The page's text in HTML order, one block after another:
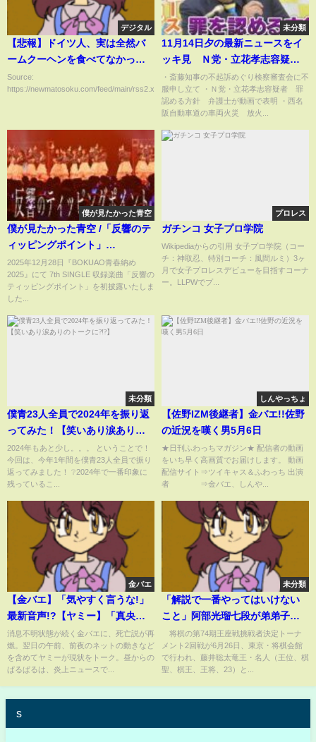
デジタル
【悲報】ドイツ人、実は全然バ
ームクーヘンを食べてなかった
ｗｗｗｗｗｗｗｗ
Source:
https://newmatosoku.com/feed/main/rss2.xml...
未分類
11月14日夕の最新ニュースをイ
ッキ見 Ｎ党・立花孝志容疑
者 容疑認める方針 弁護士が
動画で表明
・斎藤知事の不起訴めぐり検察審査会に不
服申し立て ・Ｎ党・立花孝志容疑者 罪
認める方針 弁護士が動画で表明 ・西名
阪自動車道の車両火災 放火...
僕が見たかった青空
僕が見たかった青空 /「反響のテ
ィッピングポイント」
（2025.12.28 BOKUAO青春納め
2025）
2025年12月28日『BOKUAO青春納め
2025』にて 7th SINGLE 収録楽曲「反響の
ティッピングポイント」を初披露いたしま
した...
プロレス
ガチンコ 女子プロ学院
Wikipediaからの引用 女子プロ学院（コー
チ：神取忍、特別コーチ：風間ルミ）3ヶ
月で女子プロレスデビューを目指すコーナ
ー。LLPWでプ...
未分類
僕青23人全員で2024年を振り返
ってみた！【笑いあり涙ありの
トークに?!?】
2024年もあと少し。。。 ということで！
今回は、今年1年間を僕青23人全員で振り
返ってみました！ ❔️2024年で一番印象に
残っているこ...
しんやっちょ
【佐野IZM後継者】金バエ!!佐野
の近況を嘆く男5月6日
★日刊ふわっちマガジン★ 配信者の動画
をいち早く高画質でお届けします。 動画
配信サイト⇒ツイキャス＆ふわっち 出演
者 ⇒金バエ、しんや...
金バエ
【金バエ】「気やすく言うな!」
最新音声!?【ヤミー】「真央さ
んから返信ない」【ぱるぱる】
「生存確認できました」何が起
っているのか!?
消息不明状態が続く金バエに、死亡説が再
燃。翌日の午前、前夜のネットの動きなど
を含めてヤミーが現状をトーク。昼からの
ぱるぱるは、炎上ニュースで...
未分類
「解説で一番やってはいけない
こと」阿部光瑠七段が弟弟子の
ルーキー・小窪碧四段に極意を
伝授？ファンは納得「なるほ
ど」「やさしいなあ」(ABEMA
将棋の第74期王座戦挑戦者決定トーナ
メント2回戦が6月26日、東京・将棋会館
で行われ、藤井聡太竜王・名人（王位、棋
聖、棋王、王将、23）と...
s